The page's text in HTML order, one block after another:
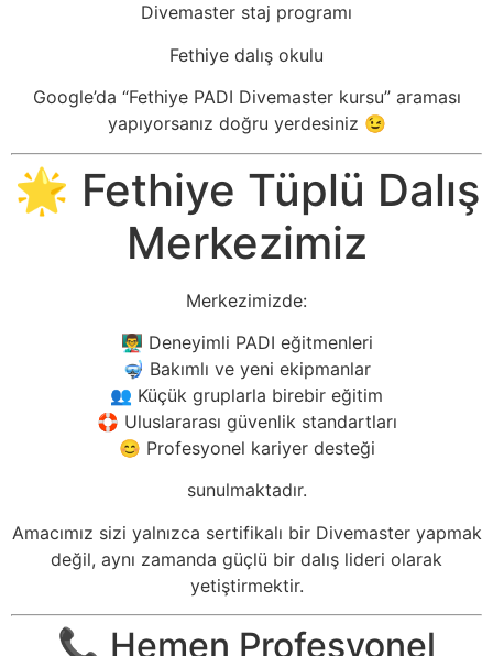
Divemaster staj programı
Fethiye dalış okulu
Google’da “Fethiye PADI Divemaster kursu” araması
yapıyorsanız doğru yerdesiniz 😉
🌟 Fethiye Tüplü Dalış
Merkezimiz
Merkezimizde:
👨‍🏫 Deneyimli PADI eğitmenleri
🤿 Bakımlı ve yeni ekipmanlar
👥 Küçük gruplarla birebir eğitim
🛟 Uluslararası güvenlik standartları
😊 Profesyonel kariyer desteği
sunulmaktadır.
Amacımız sizi yalnızca sertifikalı bir Divemaster yapmak
değil, aynı zamanda güçlü bir dalış lideri olarak
yetiştirmektir.
📞 Hemen Profesyonel